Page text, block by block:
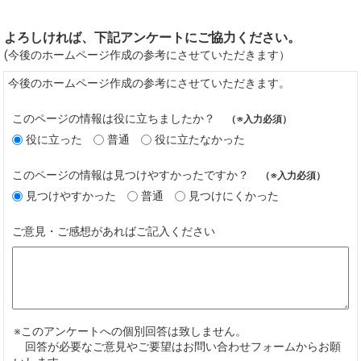
よろしければ、下記アンケートにご協力ください。
(今後のホームページ作成の参考にさせていただきます）
今後のホームページ作成の参考にさせていただきます。
このページの情報は役に立ちましたか？ （※入力必須）
役に立った 普通 役に立たなかった
このページの情報は見つけやすかったですか？ （※入力必須）
見つけやすかった 普通 見つけにくかった
ご意見・ご感想があればご記入ください
※このアンケートへの個別回答は致しません。
回答が必要なご意見やご要望はお問い合わせフォームからお願